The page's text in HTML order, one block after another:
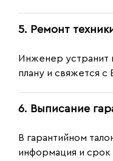
5. Ремонт
Инженер устранит
плану и свяжется с
6. Выписание
В гарантийном
информация и срок